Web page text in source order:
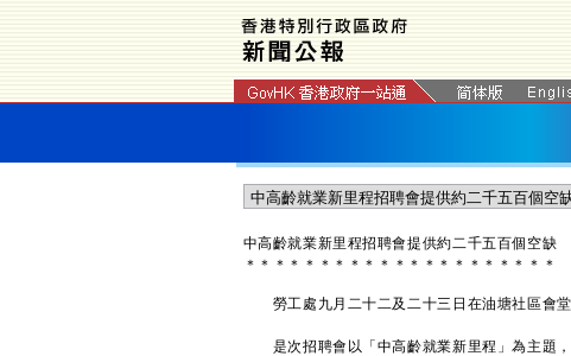
中高齡就業新里程招聘會提供約二千五百個空缺
＊ ＊ ＊ ＊ ＊ ＊ ＊ ＊ ＊ ＊ ＊ ＊ ＊ ＊ ＊ ＊ ＊ ＊ ＊ ＊ ＊
勞工處九月二十二及二十三日在油塘社區會堂
是次招聘會以「中高齡就業新里程」為主題，